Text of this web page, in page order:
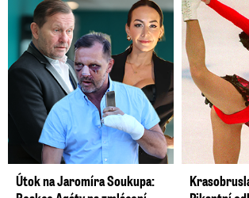
Útok na Jaromíra Soukupa: